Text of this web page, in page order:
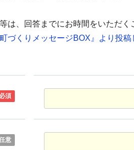
は、回答までにお時間をいただく
づくりメッセージBOX』より投稿
必須
意